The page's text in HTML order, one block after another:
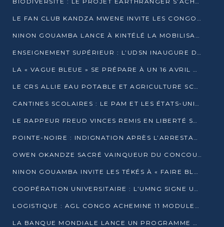
LE FAN CLUB KANDZA MWENE INVITE LES CONGOLAIS À UNE FORTE AFFLUENCE AU STADE DE KINTÉLÉ
NINON GOUAMBA LANCE À KINTÉLÉ LA MOBILISATION POUR L’INVESTITURE DR DSN
ENSEIGNEMENT SUPÉRIEUR : L’UDSN INAUGURE DES LABORATOIRES POUR BOOSTER LA FORMATION PRATIQUE
LA « VAGUE BLEUE » SE PRÉPARE À UN 16 AVRIL HISTORIQUE
LE CRS ALLIE EAU POTABLE ET AGRICULTURE SCOLAIRE AU CŒUR DE LA TRANSFORMATION DES ÉCOLES RURALES
CANTINES SCOLAIRES : LE PAM ET LES ÉTATS-UNIS AU CONTACT DES ÉCOLIERS DE KINKALA
LE RAPPEUR FREUD VINCES REMIS EN LIBERTÉ SOUS PRESSION MÉDIATIQUE
POINTE-NOIRE : INDIGNATION APRÈS L’ARRESTATION DU RAPPEUR FREUD VINCES
OWEN OKANDZE SACRÉ VAINQUEUR DU CONCOURS SLAM POUR LA VIE
NINON GOUAMBA INVITE LES TÉKÉS À « FAIRE BLOC » POUR PESER DANS LE DÉBAT NATIONAL
COOPÉRATION UNIVERSITAIRE : L’UMNG SIGNE UN ACCORD STRATÉGIQUE AVEC L’UNIVERSITÉ HAINAN EN CHINE
LOGISTIQUE : AGL CONGO ACHEMINE 11 MODULES GÉANTS JUSQU’À BRAZZAVILLE
LA BANQUE MONDIALE LANCE UN PROGRAMME DE 394 MILLIONS DE DOLLARS POUR LE BASSIN DU CONGO